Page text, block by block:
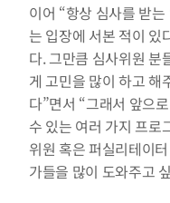
이어 “항상 심사를 받
는 입장에 서본 적이 있
다. 그만큼 심사위원 분
게 고민을 많이 하고 해
다”면서 “그래서 앞으
수 있는 여러 가지 프로
위원 혹은 퍼실리테이
가들을 많이 도와주고